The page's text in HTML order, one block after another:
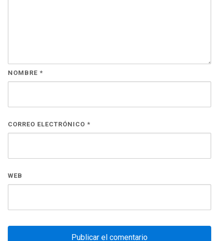
NOMBRE *
CORREO ELECTRÓNICO *
WEB